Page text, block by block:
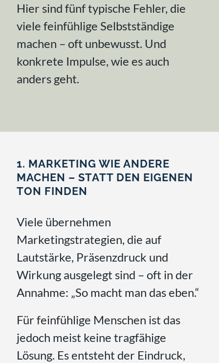
Hier sind fünf typische Fehler, die
viele feinfühlige Selbstständige
machen – oft unbewusst. Und
konkrete Impulse, wie es auch
anders geht.
1. MARKETING WIE ANDERE
MACHEN – STATT DEN EIGENEN
TON FINDEN
Viele übernehmen
Marketingstrategien, die auf
Lautstärke, Präsenzdruck und
Wirkung ausgelegt sind – oft in der
Annahme: „So macht man das eben.“
Für feinfühlige Menschen ist das
jedoch meist keine tragfähige
Lösung. Es entsteht der Eindruck,